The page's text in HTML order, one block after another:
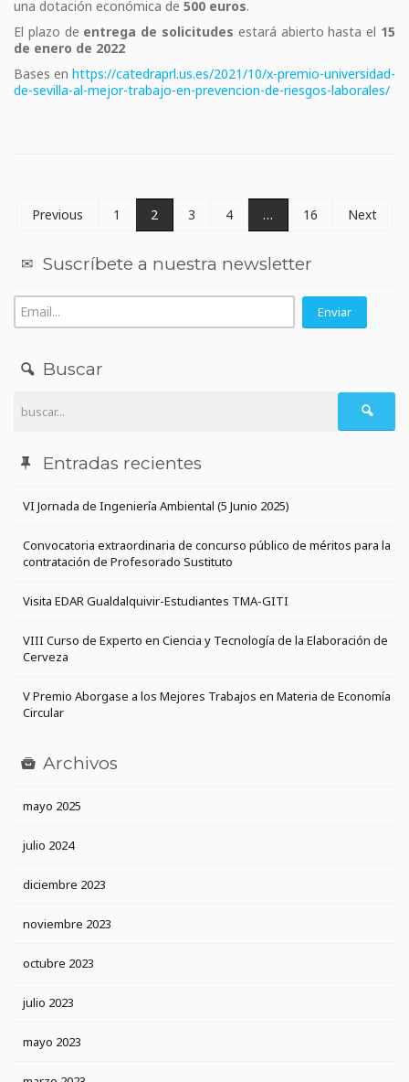
una dotación económica de 500 euros.
El plazo de entrega de solicitudes estará abierto hasta el 15
de enero de 2022
Bases en https://catedraprl.us.es/2021/10/x-premio-universidad-
de-sevilla-al-mejor-trabajo-en-prevencion-de-riesgos-laborales/
Previous 1 2 3 4 … 16 Next
Suscríbete a nuestra newsletter
Buscar
Entradas recientes
VI Jornada de Ingeniería Ambiental (5 Junio 2025)
Convocatoria extraordinaria de concurso público de méritos para la
contratación de Profesorado Sustituto
Visita EDAR Gualdalquivir-Estudiantes TMA-GITI
VIII Curso de Experto en Ciencia y Tecnología de la Elaboración de
Cerveza
V Premio Aborgase a los Mejores Trabajos en Materia de Economía
Circular
Archivos
mayo 2025
julio 2024
diciembre 2023
noviembre 2023
octubre 2023
julio 2023
mayo 2023